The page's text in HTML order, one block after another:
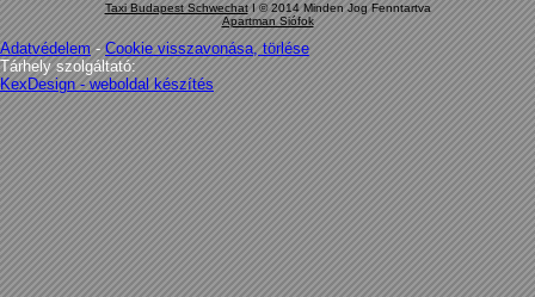
Taxi Budapest SchwechatI © 2014 Minden Jog Fenntartva
Apartman Siófok
Adatvédelem - Cookie visszavonása, törlése
Tárhely szolgáltató:
KexDesign - weboldal készítés